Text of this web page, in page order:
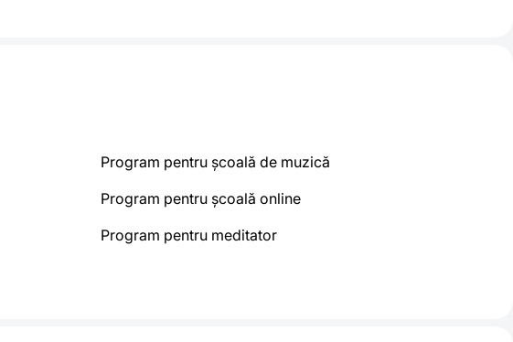
Program pentru școală de muzică
Program pentru școală online
Program pentru meditator